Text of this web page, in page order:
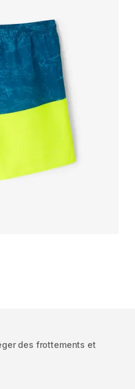
des frottements et